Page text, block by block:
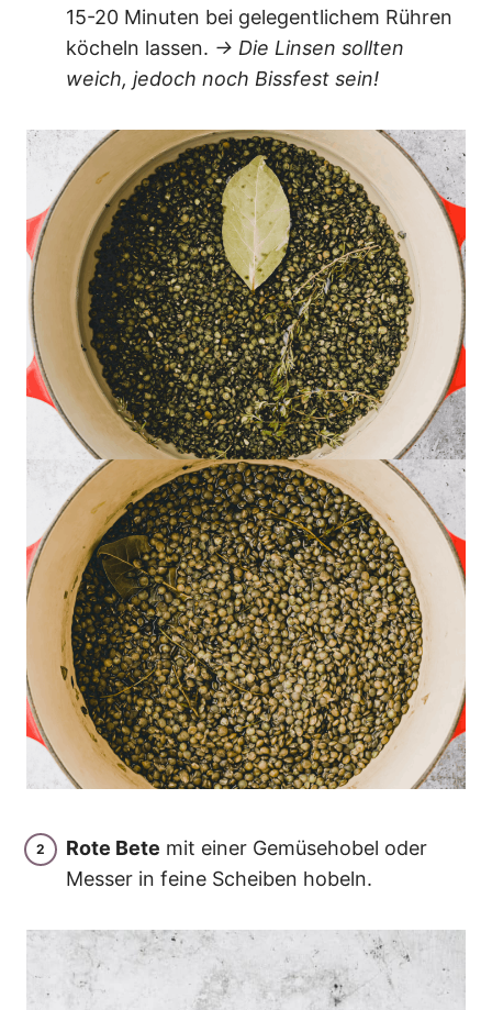
15-20 Minuten bei gelegentlichem Rühren
köcheln lassen. → Die Linsen sollten
weich, jedoch noch Bissfest sein!
Rote Bete mit einer Gemüsehobel oder
Messer in feine Scheiben hobeln.